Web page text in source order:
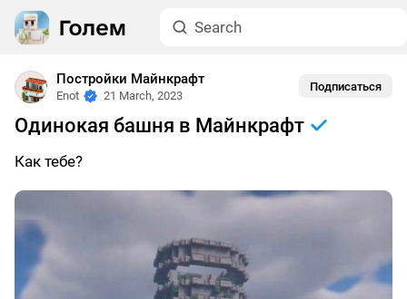
Постройки Майнкрафт
Enot 21 March, 2023
Подписаться
Одинокая башня в Майнкрафт
Как тебе?